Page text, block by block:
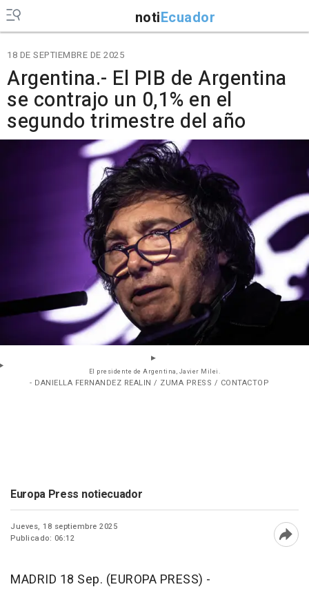
notiEcuador
18 DE SEPTIEMBRE DE 2025
Argentina.- El PIB de Argentina
se contrajo un 0,1% en el
segundo trimestre del año
El presidente de Argentina, Javier Milei.
- DANIELLA FERNANDEZ REALIN / ZUMA PRESS / CONTACTOP
Europa Press notiecuador
Jueves, 18 septiembre 2025
Publicado: 06:12
MADRID 18 Sep. (EUROPA PRESS) -